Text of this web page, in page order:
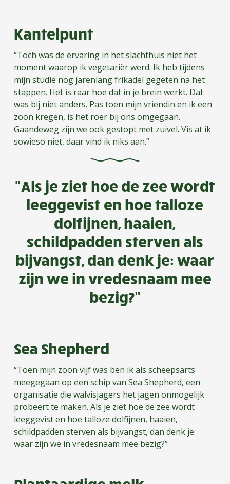
Kantelpunt
“Toch was de ervaring in het slachthuis niet het
moment waarop ik vegetariër werd. Ik heb tijdens
mijn studie nog jarenlang frikadel gegeten na het
stappen. Het is raar hoe dat in je brein werkt. Dat
was bij niet anders. Pas toen mijn vriendin en ik een
zoon kregen, is het roer bij ons omgegaan.
Gaandeweg zijn we ook gestopt met zuivel. Vis at ik
sowieso niet, daar vind ik niks aan.”
“Als je ziet hoe de zee wordt
leeggevist en hoe talloze
dolfijnen, haaien,
schildpadden sterven als
bijvangst, dan denk je: waar
zijn we in vredesnaam mee
bezig?”
Sea Shepherd
“Toen mijn zoon vijf was ben ik als scheepsarts
meegegaan op een schip van Sea Shepherd, een
organisatie die walvisjagers het jagen onmogelijk
probeert te maken. Als je ziet hoe de zee wordt
leeggevist en hoe talloze dolfijnen, haaien,
schildpadden sterven als bijvangst, dan denk je:
waar zijn we in vredesnaam mee bezig?”